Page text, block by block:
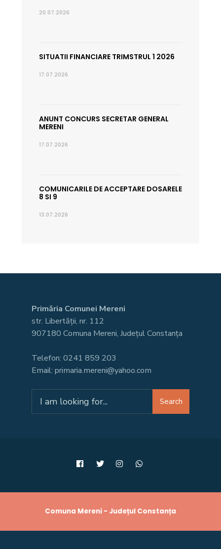
20.07.2026
SITUATII FINANCIARE TRIMSTRUL 1 2026
17.07.2026
ANUNT CONCURS SECRETAR GENERAL
MERENI
17.07.2026
COMUNICARILE DE ACCEPTARE DOSARELE
8 SI 9
13.07.2026
Primăria Comunei Mereni
str. Libertății, nr. 112
907180 Comuna Mereni, Județul Constanța
Telefon: 0241 859 203
Email: primaria.mereni@yahoo.com
for:
Search
Comuna Mereni - Județul Constanța